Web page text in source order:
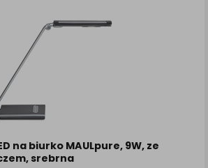
na biurko MAULpure, 9W, ze
srebrna